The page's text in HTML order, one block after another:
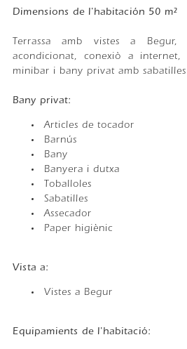
Dimensions de l'habitación 50 m²
Terrassa amb vistes a
acondicionat, conexiò a
minibar i bany privat amb sabatilles
Bany privat:
Articles de tocador
Barnús
Bany
Banyera i dutxa
Toballoles
Sabatilles
Assecador
Paper higiènic
Vista a:
Vistes a Begur
Equipamients de l'habitació: ​